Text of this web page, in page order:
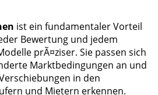
ist ein fundamentaler Vorteil
Bewertung und jedem
prÃ¤ziser. Sie passen sich
Marktbedingungen an und
in den
und Mietern erkennen.